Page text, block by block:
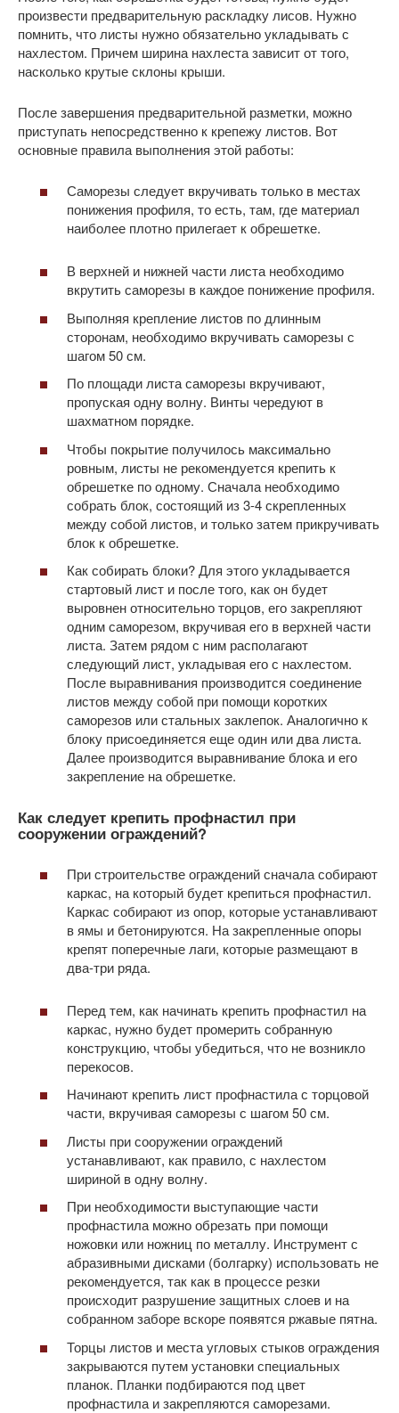
произвести предварительную раскладку лисов. Нужно
помнить, что листы нужно обязательно укладывать с
нахлестом. Причем ширина нахлеста зависит от того,
насколько крутые склоны крыши.
После завершения предварительной разметки, можно
приступать непосредственно к крепежу листов. Вот
основные правила выполнения этой работы:
Саморезы следует вкручивать только в местах
понижения профиля, то есть, там, где материал
наиболее плотно прилегает к обрешетке.
В верхней и нижней части листа необходимо
вкрутить саморезы в каждое понижение профиля.
Выполняя крепление листов по длинным
сторонам, необходимо вкручивать саморезы с
шагом 50 см.
По площади листа саморезы вкручивают,
пропуская одну волну. Винты чередуют в
шахматном порядке.
Чтобы покрытие получилось максимально
ровным, листы не рекомендуется крепить к
обрешетке по одному. Сначала необходимо
собрать блок, состоящий из 3-4 скрепленных
между собой листов, и только затем прикручивать
блок к обрешетке.
Как собирать блоки? Для этого укладывается
стартовый лист и после того, как он будет
выровнен относительно торцов, его закрепляют
одним саморезом, вкручивая его в верхней части
листа. Затем рядом с ним располагают
следующий лист, укладывая его с нахлестом.
После выравнивания производится соединение
листов между собой при помощи коротких
саморезов или стальных заклепок. Аналогично к
блоку присоединяется еще один или два листа.
Далее производится выравнивание блока и его
закрепление на обрешетке.
Как следует крепить профнастил при
сооружении ограждений?
При строительстве ограждений сначала собирают
каркас, на который будет крепиться профнастил.
Каркас собирают из опор, которые устанавливают
в ямы и бетонируются. На закрепленные опоры
крепят поперечные лаги, которые размещают в
два-три ряда.
Перед тем, как начинать крепить профнастил на
каркас, нужно будет промерить собранную
конструкцию, чтобы убедиться, что не возникло
перекосов.
Начинают крепить лист профнастила с торцовой
части, вкручивая саморезы с шагом 50 см.
Листы при сооружении ограждений
устанавливают, как правило, с нахлестом
шириной в одну волну.
При необходимости выступающие части
профнастила можно обрезать при помощи
ножовки или ножниц по металлу. Инструмент с
абразивными дисками (болгарку) использовать не
рекомендуется, так как в процессе резки
происходит разрушение защитных слоев и на
собранном заборе вскоре появятся ржавые пятна.
Торцы листов и места угловых стыков ограждения
закрываются путем установки специальных
планок. Планки подбираются под цвет
профнастила и закрепляются саморезами.